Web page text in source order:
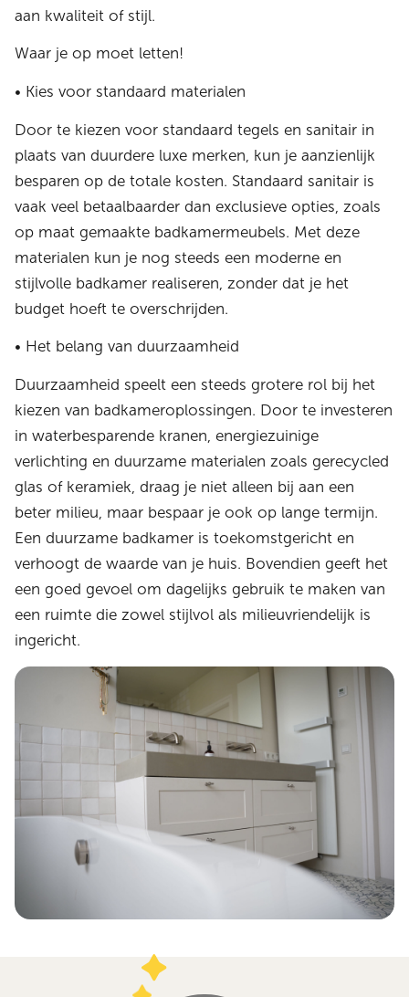
aan kwaliteit of stijl.
Waar je op moet letten!
• Kies voor standaard materialen
Door te kiezen voor standaard tegels en sanitair in
plaats van duurdere luxe merken, kun je aanzienlijk
besparen op de totale kosten. Standaard sanitair is
vaak veel betaalbaarder dan exclusieve opties, zoals
op maat gemaakte badkamermeubels. Met deze
materialen kun je nog steeds een moderne en
stijlvolle badkamer realiseren, zonder dat je het
budget hoeft te overschrijden.
• Het belang van duurzaamheid
Duurzaamheid speelt een steeds grotere rol bij het
kiezen van badkameroplossingen. Door te investeren
in waterbesparende kranen, energiezuinige
verlichting en duurzame materialen zoals gerecycled
glas of keramiek, draag je niet alleen bij aan een
beter milieu, maar bespaar je ook op lange termijn.
Een duurzame badkamer is toekomstgericht en
verhoogt de waarde van je huis. Bovendien geeft het
een goed gevoel om dagelijks gebruik te maken van
een ruimte die zowel stijlvol als milieuvriendelijk is
ingericht.